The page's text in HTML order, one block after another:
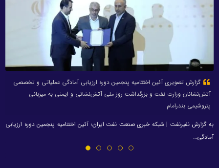
گزارش تصویری آئین اختتامیه پنجمین دوره ارزیابی آمادگی عملیاتی و تخصصی
آتش‌نشانان وزارت نفت و بزرگداشت روز ملی آتش‌نشانی و ایمنی به میزبانی
پتروشیمی بندرامام
به گزارش نفیرنفت | شبکه خبری صنعت نفت ایران؛ آئین اختتامیه پنجمین دوره ارزیابی
آمادگی…